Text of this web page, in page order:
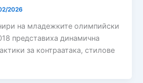
2026
на младежките олимпийски
представиха динамична
за контраатака, стилове